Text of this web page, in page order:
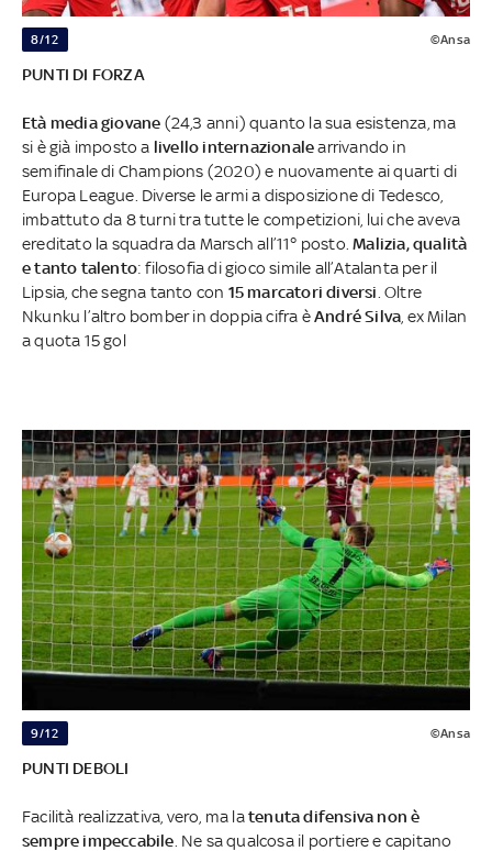
8/12 ©Ansa
PUNTI DI FORZA
Età media giovane (24,3 anni) quanto la sua esistenza, ma
si è già imposto a livello internazionalearrivando in
semifinale di Champions (2020) e nuovamente ai quarti di
Europa League. Diverse le armi a disposizione di Tedesco,
imbattuto da 8 turni tra tutte le competizioni, lui che aveva
ereditato la squadra da Marsch all’11° posto.Malizia, qualità
e tanto talento: filosofia di gioco simile all’Atalanta per il
Lipsia, che segna tanto con 15 marcatori diversi . Oltre
Nkunku l’altro bomber in doppia cifra èAndré Silva , ex Milan
a quota 15 gol
9/12 ©Ansa
PUNTI DEBOLI
Facilità realizzativa, vero, ma latenuta difensiva non è
sempre impeccabile . Ne sa qualcosa il portiere e capitano